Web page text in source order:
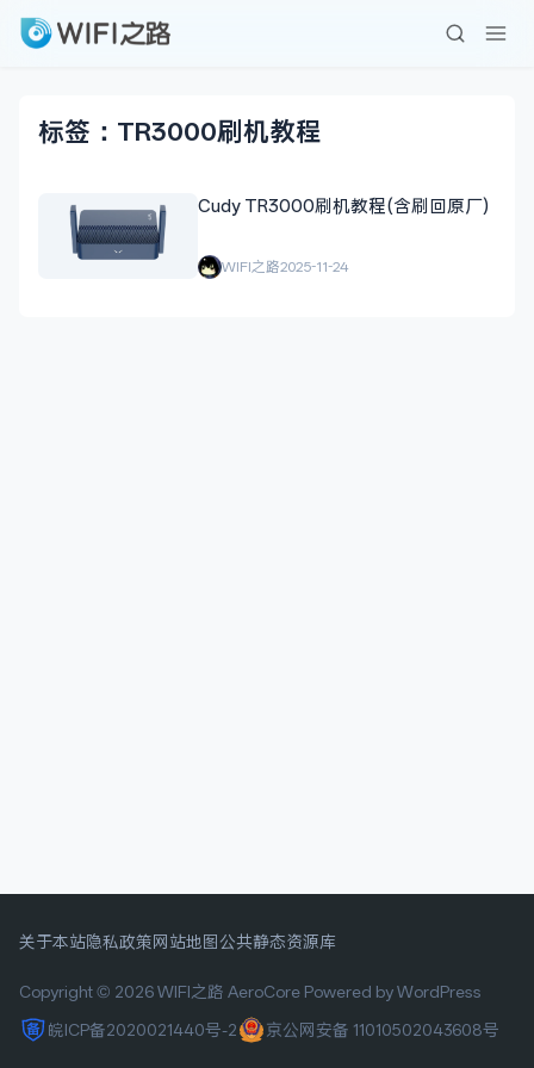
标签：TR3000刷机教程
Cudy TR3000刷机教程(含刷回原厂)
WIFI之路2025-11-24
关于本站隐私政策网站地图 公共静态资源库
Copyright © 2026 WIFI之路 AeroCore Powered by WordPress
皖ICP备2020021440号-2
京公网安备 11010502043608号